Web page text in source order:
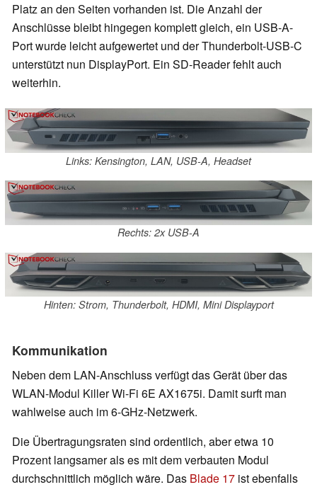
Platz an den Seiten vorhanden ist. Die Anzahl der
Anschlüsse bleibt hingegen komplett gleich, ein USB-A-
Port wurde leicht aufgewertet und der Thunderbolt-USB-C
unterstützt nun DisplayPort. Ein SD-Reader fehlt auch
weiterhin.
Links: Kensington, LAN, USB-A, Headset
Rechts: 2x USB-A
Hinten: Strom, Thunderbolt, HDMI, Mini Displayport
Kommunikation
Neben dem LAN-Anschluss verfügt das Gerät über das
WLAN-Modul Killer Wi-Fi 6E AX1675i. Damit surft man
wahlweise auch im 6-GHz-Netzwerk.
Die Übertragungsraten sind ordentlich, aber etwa 10
Prozent langsamer als es mit dem verbauten Modul
durchschnittlich möglich wäre. Das Blade 17 ist ebenfalls